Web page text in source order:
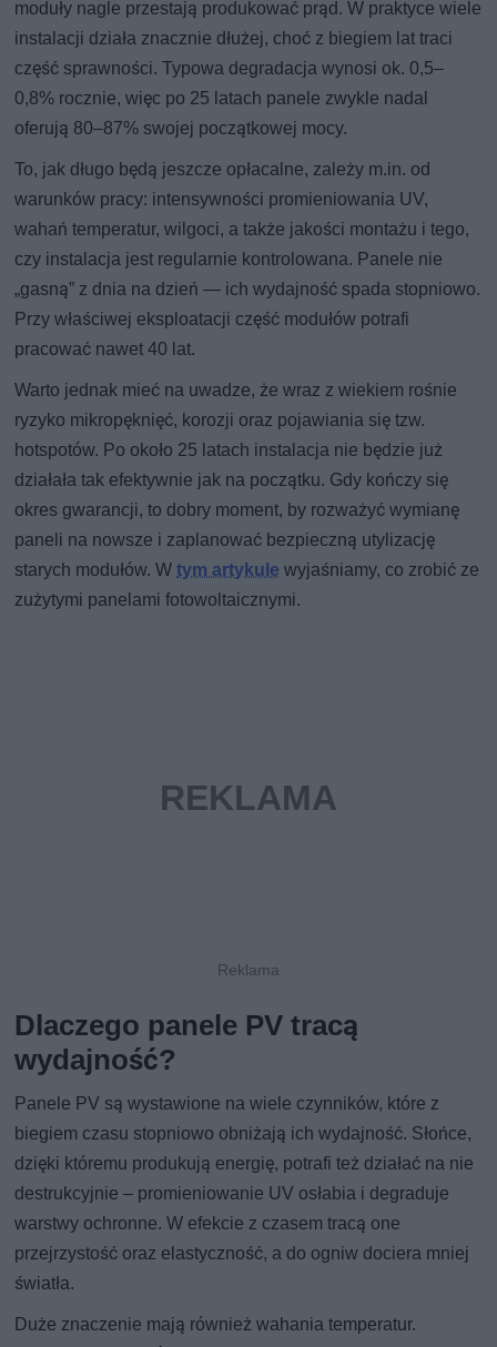
moduły nagle przestają produkować prąd. W praktyce wiele
instalacji działa znacznie dłużej, choć z biegiem lat traci
część sprawności. Typowa degradacja wynosi ok. 0,5–
0,8% rocznie, więc po 25 latach panele zwykle nadal
oferują 80–87% swojej początkowej mocy.
To, jak długo będą jeszcze opłacalne, zależy m.in. od
warunków pracy: intensywności promieniowania UV,
wahań temperatur, wilgoci, a także jakości montażu i tego,
czy instalacja jest regularnie kontrolowana. Panele nie
„gasną” z dnia na dzień — ich wydajność spada stopniowo.
Przy właściwej eksploatacji część modułów potrafi
pracować nawet 40 lat.
Warto jednak mieć na uwadze, że wraz z wiekiem rośnie
ryzyko mikropęknięć, korozji oraz pojawiania się tzw.
hotspotów. Po około 25 latach instalacja nie będzie już
działała tak efektywnie jak na początku. Gdy kończy się
okres gwarancji, to dobry moment, by rozważyć wymianę
paneli na nowsze i zaplanować bezpieczną utylizację
starych modułów. Wtym artykule wyjaśniamy, co zrobić ze
zużytymi panelami fotowoltaicznymi.
Dlaczego panele PV tracą
wydajność?
Panele PV są wystawione na wiele czynników, które z
biegiem czasu stopniowo obniżają ich wydajność. Słońce,
dzięki któremu produkują energię, potrafi też działać na nie
destrukcyjnie – promieniowanie UV osłabia i degraduje
warstwy ochronne. W efekcie z czasem tracą one
przejrzystość oraz elastyczność, a do ogniw dociera mniej
światła.
Duże znaczenie mają również wahania temperatur.